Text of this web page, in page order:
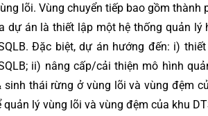
lõi. Vùng chuyển tiếp bao gồm
dự án là thiết lập một hệ thống quản
Đặc biệt, dự án hướng đến: i)
ii) nâng cấp/cải thiện mô hình
sinh thái rừng ở vùng lõi và vùng đệm
lý vùng lõi và vùng đệm của khu